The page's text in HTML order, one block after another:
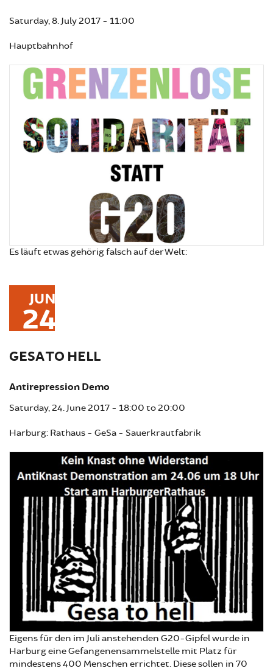
Saturday, 8. July 2017 - 11:00
Hauptbahnhof
Es läuft etwas gehörig falsch auf der Welt:
JUN
24
GESA TO HELL
Antirepression Demo
Saturday, 24. June 2017 - 18:00 to20:00
Harburg: Rathaus - GeSa - Sauerkrautfabrik
Eigens für den im Juli anstehenden G20-Gipfel wurde in
Harburg eine Gefangenensammelstelle mit Platz für
mindestens 400 Menschen errichtet. Diese sollen in 70